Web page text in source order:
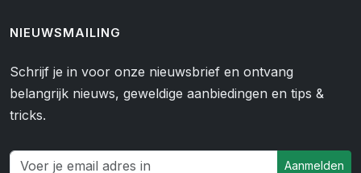
NIEUWSMAILING
Schrijf je in voor onze nieuwsbrief en ontvang
belangrijk nieuws, geweldige aanbiedingen en tips &
tricks.
Aanmelden